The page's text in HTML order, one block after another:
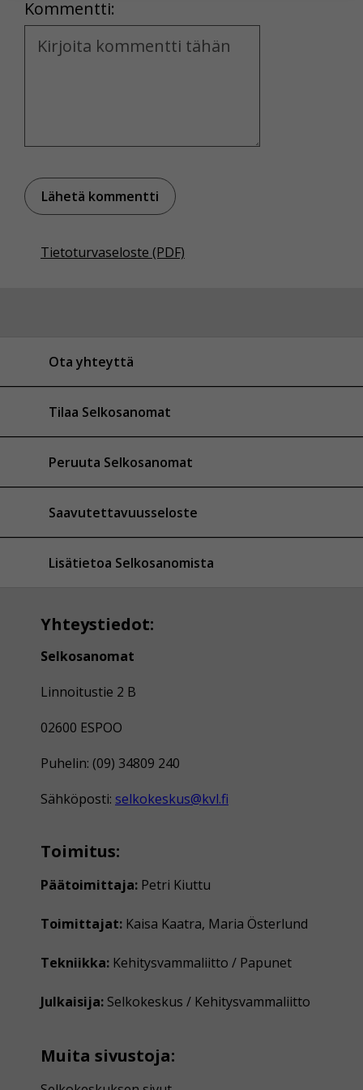
Kommentti:
Kommentti
Tietoturvaseloste (PDF)
Ota yhteyttä
Tilaa Selkosanomat
Peruuta Selkosanomat
Saavutettavuusseloste
Lisätietoa Selkosanomista
Yhteystiedot:
Selkosanomat
Linnoitustie 2 B
02600 ESPOO
Puhelin: (09) 34809 240
Sähköposti: selkokeskus@kvl.fi
Toimitus:
Päätoimittaja: Petri Kiuttu
Toimittajat: Kaisa Kaatra, Maria Österlund
Tekniikka: Kehitysvammaliitto / Papunet
Julkaisija: Selkokeskus / Kehitysvammaliitto
Muita sivustoja:
Voit valita, hyväksytkö näiden evästeiden käytön.